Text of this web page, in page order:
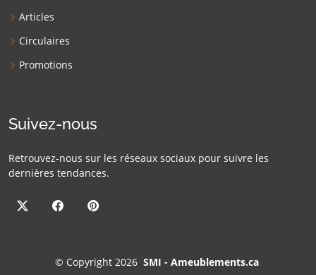
Articles
Circulaires
Promotions
Suivez-nous
Retrouvez-nous sur les réseaux sociaux pour suivre les
dernières tendances.
© Copyright 2026 SMI - Ameublements.ca